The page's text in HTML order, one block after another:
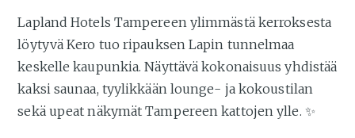
Lapland Hotels Tampereen ylimmästä kerroksesta
löytyvä Kero tuo ripauksen Lapin tunnelmaa
keskelle kaupunkia. Näyttävä kokonaisuus yhdistää
kaksi saunaa, tyylikkään lounge- ja kokoustilan
sekä upeat näkymät Tampereen kattojen ylle. ✨